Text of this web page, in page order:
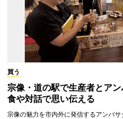
買う
宗像・道の駅で生産者とア
食や対話で思い伝える
宗像の魅力を市内外に発信するアンバサ